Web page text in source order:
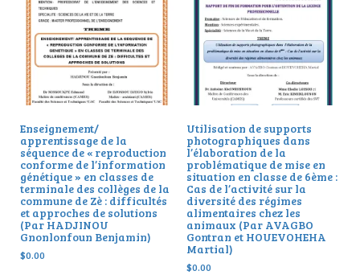
Enseignement/
apprentissage de la
séquence de « reproduction
conforme de l’information
génétique » en classes de
terminale des collèges de la
commune de Zè : difficultés
et approches de solutions
(Par HADJINOU
Gnonlonfoun Benjamin)
$0.00
Utilisation de supports
photographiques dans
l’élaboration de la
problématique de mise en
situation en classe de 6ème :
Cas de l’activité sur la
diversité des régimes
alimentaires chez les
animaux (Par AVAGBO
Gontran et HOUEVOHEHA
Martial)
$0.00